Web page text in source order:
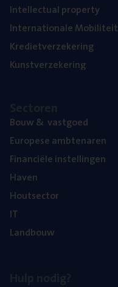
Intel­lec­tu­al property
Inter­na­ti­o­na­le Mobiliteit
Kre­diet­ver­ze­ke­ring
Kunst­ver­ze­ke­ring
Bouw& vastgoed
Euro­pe­se ambtenaren
Finan­ci­ë­le instellingen
Haven
Hout­sec­tor
IT
Land­bouw